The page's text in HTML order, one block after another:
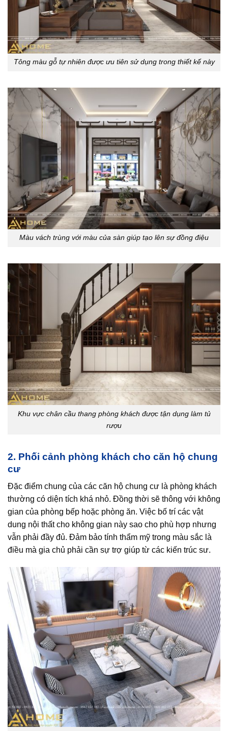
Tông màu gỗ tự nhiên được ưu tiên sử dụng trong thiết kế này
Màu vách trùng với màu của sàn giúp tạo lên sự đồng điệu
Khu vực chân cầu thang phòng khách được tận dụng làm tủ
rượu
2. Phối cảnh phòng khách cho căn hộ chung
cư
Đặc điểm chung của các căn hộ chung cư là phòng khách
thường có diện tích khá nhỏ. Đồng thời sẽ thông với không
gian của phòng bếp hoặc phòng ăn. Việc bố trí các vật
dung nội thất cho không gian này sao cho phù hợp nhưng
vẫn phải đầy đủ. Đảm bảo tính thẩm mỹ trong màu sắc là
điều mà gia chủ phải cần sự trợ giúp từ các kiến trúc sư.